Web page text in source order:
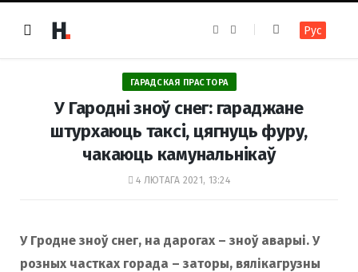
e
b
o
o
k
t
a
r
a
m
Рус
ГАРАДСКАЯ ПРАСТОРА
У Гародні зноў снег: гараджане
штурхаюць таксі, цягнуць фуру,
чакаюць камунальнікаў
4 ЛЮТАГА 2021, 13:24
У Гродне зноў снег, на дарогах – зноў аварыі. У
розных частках горада – заторы, вялікагрузны